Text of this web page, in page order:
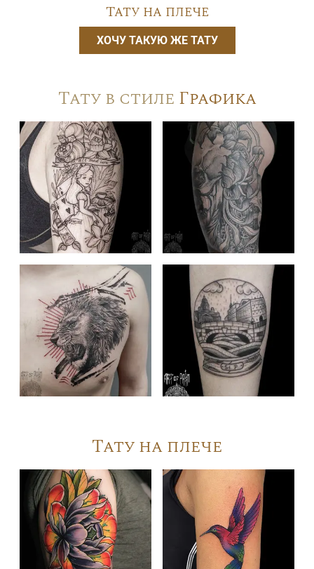
Тату на плече
ХОЧУ ТАКУЮ ЖЕ ТАТУ
Тату в стиле Графика
Тату на плече